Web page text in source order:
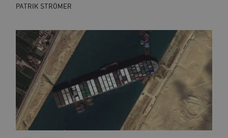
PATRIK STRÖMER